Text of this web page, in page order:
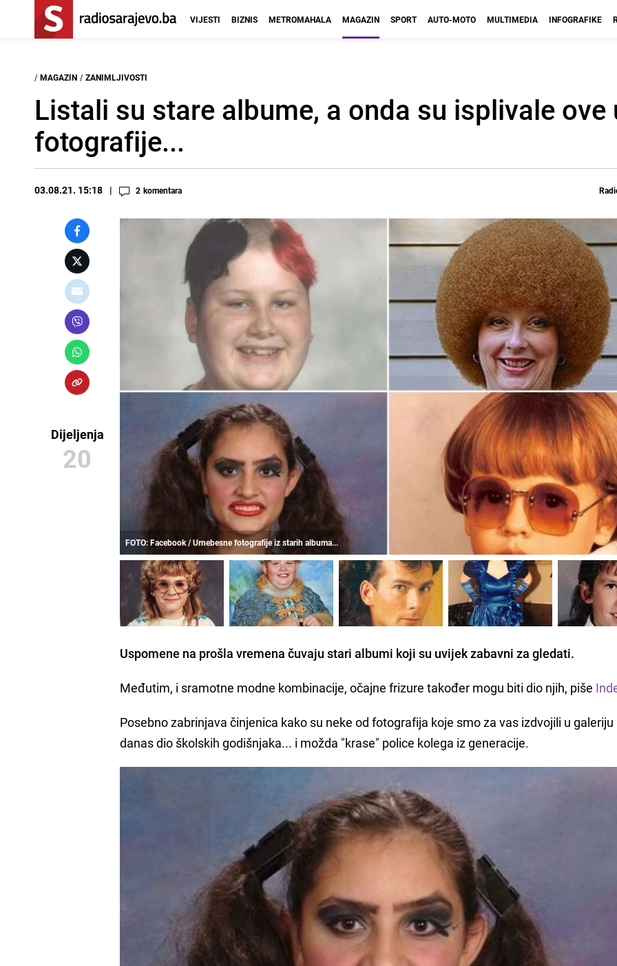
VIJESTI BIZNIS METROMAHALA MAGAZIN SPORT AUTO-MOTO MULTIMEDIA INFOGRAFIKE
/ MAGAZIN / ZANIMLJIVOSTI
Listali su stare albume, a onda su isplivale ove
fotografije...
03.08.21. 15:18 2 komentara
Dijeljenja
20
FOTO: Facebook / Urnebesne fotografije iz starih albuma...
Uspomene na prošla vremena čuvajustari albumi koji su uvijek zabavni za gledati.
Međutim, i sramotne modne kombinacije, očajne frizure također mogu biti dio njih, piše
Posebno zabrinjava činjenica kako su neke od fotografija koje smo za vas izdvojili u galeriju
danas dio školskih godišnjaka... i možda "krase" police kolega iz generacije.